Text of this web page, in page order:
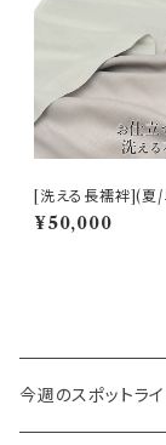
[洗える長襦袢](
性用◆ 自宅で洗え
(全2色) 志賀麻 (商
¥50,000
今週のスポットラ